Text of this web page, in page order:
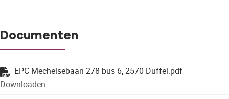
Documenten
EPC Mechelsebaan 278 bus 6, 2570 Duffel.pdf
Downloaden